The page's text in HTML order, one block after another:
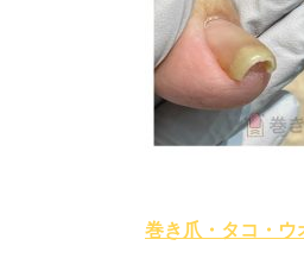
巻き爪・タコ・ウ